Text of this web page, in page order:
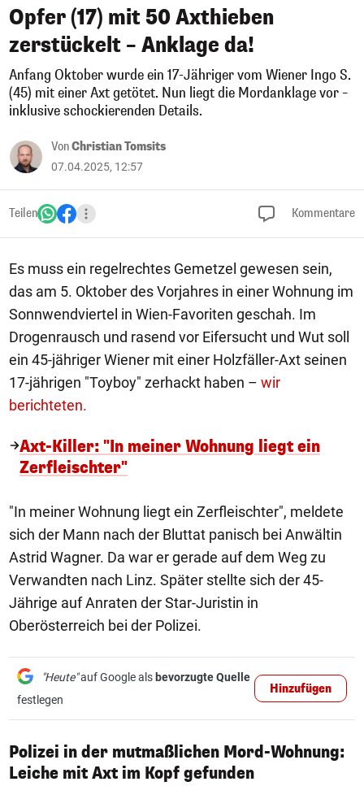
Opfer (17) mit 50 Axthieben
zerstückelt – Anklage da!
Anfang Oktober wurde ein 17-Jähriger vom Wiener Ingo S.
(45) mit einer Axt getötet. Nun liegt die Mordanklage vor –
inklusive schockierenden Details.
VonChristian Tomsits
07.04.2025, 12:57
Teilen Kommentare
Es muss ein regelrechtes Gemetzel gewesen sein,
das am 5. Oktober des Vorjahres in einer Wohnung im
Sonnwendviertel in Wien-Favoriten geschah. Im
Drogenrausch und rasend vor Eifersucht und Wut soll
ein 45-jähriger Wiener mit einer Holzfäller-Axt seinen
17-jährigen "Toyboy" zerhackt haben – wir
berichteten.
Axt-Killer: "In meiner Wohnung liegt ein
Zerfleischter"
"In meiner Wohnung liegt ein Zerfleischter", meldete
sich der Mann nach der Bluttat panisch bei Anwältin
Astrid Wagner. Da war er gerade auf dem Weg zu
Verwandten nach Linz. Später stellte sich der 45-
Jährige auf Anraten der Star-Juristin in
Oberösterreich bei der Polizei.
"Heute"auf Google als bevorzugte Quelle
festlegen
Hinzufügen
Polizei in der mutmaßlichen Mord-Wohnung:
Leiche mit Axt im Kopf gefunden
1/12